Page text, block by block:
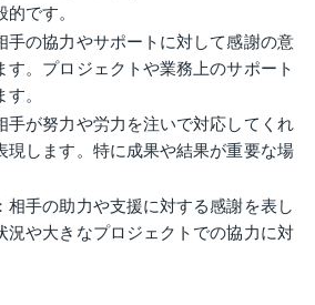
です。
手の協力やサポートに対して感謝の意
す。プロジェクトや業務上のサポート
。
手が努力や労力を注いで対応してくれ
現します。特に成果や結果が重要な場
相手の助力や支援に対する感謝を表し
況や大きなプロジェクトでの協力に対